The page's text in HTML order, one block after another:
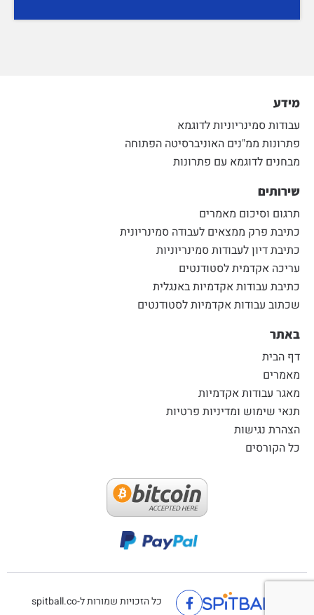
מידע
עבודות סמינריוניות לדוגמא
פתרונות ממ"נים האוניברסיטה הפתוחה
מבחנים לדוגמא עם פתרונות
שירותים
תרגום וסיכום מאמרים
כתיבת פרק ממצאים לעבודה סמינריונית
כתיבת דיון לעבודות סמינריוניות
עריכה אקדמית לסטודנטים
כתיבת עבודות אקדמיות באנגלית
שכתוב עבודות אקדמיות לסטודנטים
באתר
דף הבית
מאמרים
מאגר עבודות אקדמיות
תנאי שימוש ומדיניות פרטיות
הצהרת נגישות
כל הקורסים
כל הזכויות שמורות ל-spitball.co